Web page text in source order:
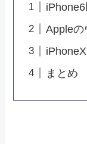
Appleの
まとめ